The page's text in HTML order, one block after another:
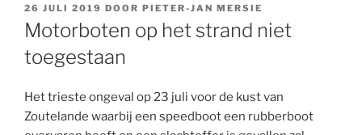
GEPLAATST
OP
26 JULI 2019 DOOR PIETER-JAN MERSIE
Motorboten op het strand niet
toegestaan
Het trieste ongeval op 23 juli voor de kust van
Zoutelande waarbij een speedboot een rubberboot